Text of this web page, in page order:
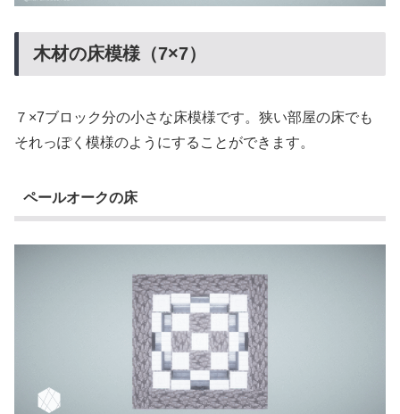
木材の床模様（7×7）
７×7ブロック分の小さな床模様です。狭い部屋の床でも
それっぽく模様のようにすることができます。
ペールオークの床